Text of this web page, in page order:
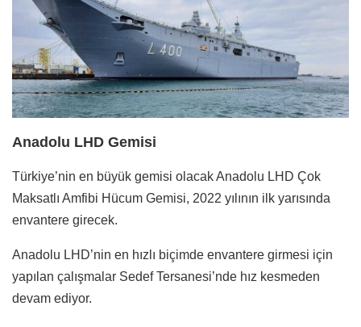
Anadolu LHD Gemisi
Türkiye’nin en büyük gemisi olacak Anadolu LHD Çok
Maksatlı Amfibi Hücum Gemisi, 2022 yılının ilk yarısında
envantere girecek.
Anadolu LHD’nin en hızlı biçimde envantere girmesi için
yapılan çalışmalar Sedef Tersanesi’nde hız kesmeden
devam ediyor.